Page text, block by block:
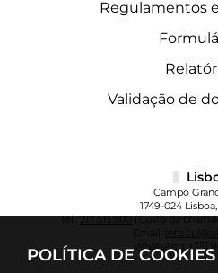
POLÍTICA DE COOKIES
Regulamentos
Validação de
Campo
1749-024
Tel.:217 515 500(Custo da
WhatsApp:+351